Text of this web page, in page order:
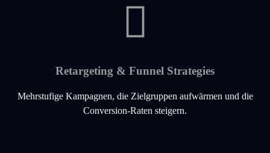
Retargeting & Funnel Strategies
Mehrstufige Kampagnen, die Zielgruppen aufwärmen und die
Conversion-Raten steigern.